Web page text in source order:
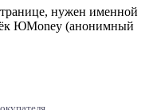
нужен именной
ЮMoney (анонимный